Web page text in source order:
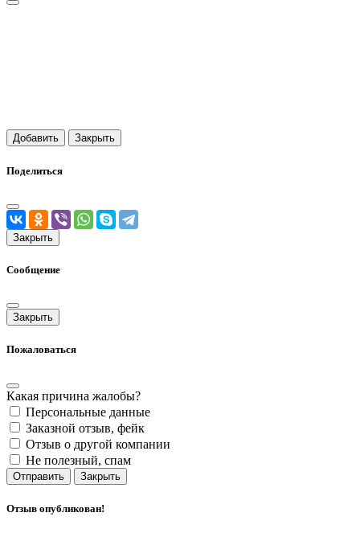
Добавить Закрыть
Поделиться
Закрыть
Сообщение
Закрыть
Пожаловаться
Какая причина жалобы?
Персональные данные
Заказной отзыв, фейк
Отзыв о другой компании
Не полезный, спам
Отправить Закрыть
Отзыв опубликован!